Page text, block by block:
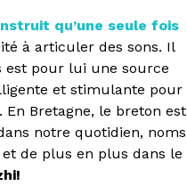
qu’une seule fois
à articuler des sons. Il
est pour lui une source
et stimulante pour
Bretagne, le breton est
notre quotidien, noms
de plus en plus dans le